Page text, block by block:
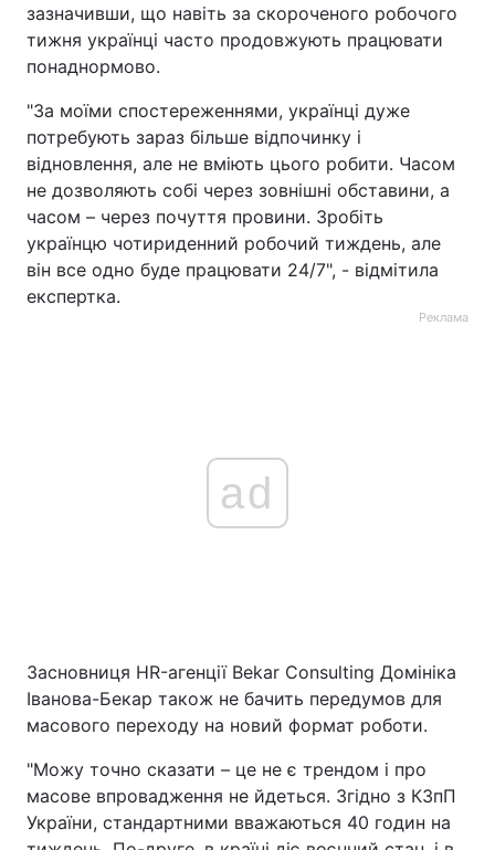
зазначивши, що навіть за скороченого робочого
тижня українці часто продовжують працювати
понаднормово.
"За моїми спостереженнями, українці дуже
потребують зараз більше відпочинку і
відновлення, але не вміють цього робити. Часом
не дозволяють собі через зовнішні обставини, а
часом – через почуття провини. Зробіть
українцю чотириденний робочий тиждень, але
він все одно буде працювати 24/7", - відмітила
експертка.
Реклама
ad
Засновниця HR-агенції Bekar Consulting Домініка
Іванова-Бекар також не бачить передумов для
масового переходу на новий формат роботи.
"Можу точно сказати – це не є трендом і про
масове впровадження не йдеться. Згідно з КЗпП
України, стандартними вважаються 40 годин на